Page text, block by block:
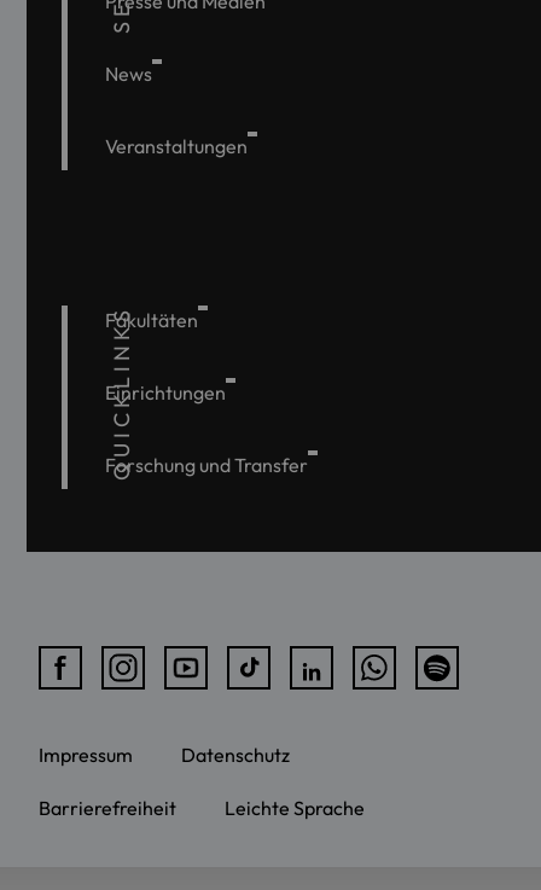
News
Veranstaltungen
QUICKLINKS
Fakultäten
Einrichtungen
Forschung und Transfer
Impressum Datenschutz
Barrierefreiheit Leichte Sprache